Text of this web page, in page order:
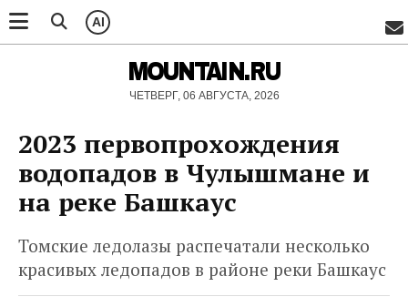
AI
MOUNTAIN.RU
ЧЕТВЕРГ, 06 АВГУСТА, 2026
2023 первопрохождения
водопадов в Чулышмане и
на реке Башкаус
Томские ледолазы распечатали несколько
красивых ледопадов в районе реки Башкаус